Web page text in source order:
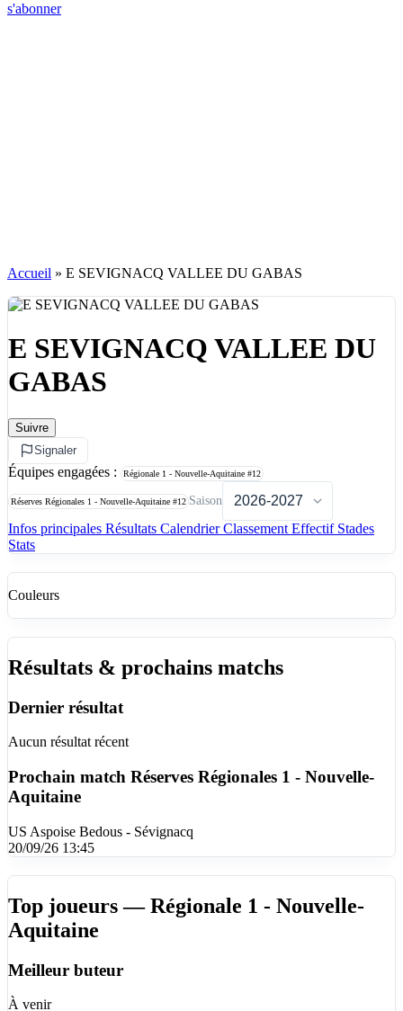
s'abonner
Accueil » E SEVIGNACQ VALLEE DU GABAS
E SEVIGNACQ VALLEE DU
GABAS
Suivre
Signaler
Équipes engagées : Régionale 1 - Nouvelle-Aquitaine #12
Réserves Régionales 1 - Nouvelle-Aquitaine #12 Saison
Infos principales Résultats CalendrierClassement Effectif Stades
Stats
Couleurs
Résultats & prochains matchs
Dernier résultat
Aucun résultat récent
Prochain match Réserves Régionales 1 - Nouvelle-
Aquitaine
US Aspoise Bedous - Sévignacq
20/09/26 13:45
Top joueurs — Régionale 1 - Nouvelle-
Aquitaine
Meilleur buteur
À venir